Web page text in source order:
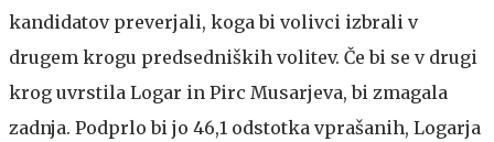
kandidatov preverjali, koga bi volivci izbrali v
drugem krogu predsedniških volitev. Če bi se v drugi
krog uvrstila Logar in Pirc Musarjeva, bi zmagala
zadnja. Podprlo bi jo 46,1 odstotka vprašanih, Logarja